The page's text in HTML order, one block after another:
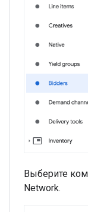
Выберите
Network.